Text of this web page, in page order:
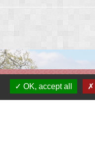
OK, accept all